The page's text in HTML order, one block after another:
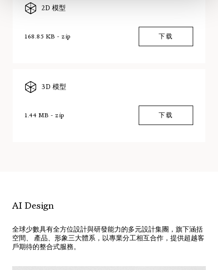
2D 模型
168.85 KB - zip 下载
3D 模型
1.44 MB - zip 下载
AI Design
全球少數具有全方位設計與研發能力的多元設計集團，旗下涵括
空間、 產品、形象三大體系，以專業分工相互合作，提供超越客
戶期待的整合式服務。